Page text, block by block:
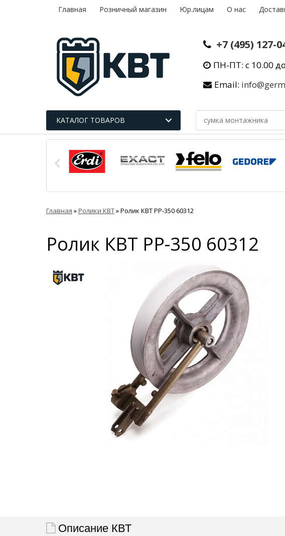
Главная Розничный магазин Юр.лицам О нас
+7 (495) 127-
ПН-ПТ: с 10.00
Email:
КАТАЛОГ ТОВАРОВ
Главная »Ролики КВТ»Ролик КВТ РР-350 60312
Ролик КВТ РР-350 60312
Описание КВТ